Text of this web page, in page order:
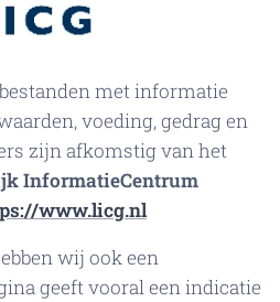
met informatie
voeding, gedrag en
zijn afkomstig van het
InformatieCentrum
www.licg.nl
wij ook een
geeft vooral een indicatie